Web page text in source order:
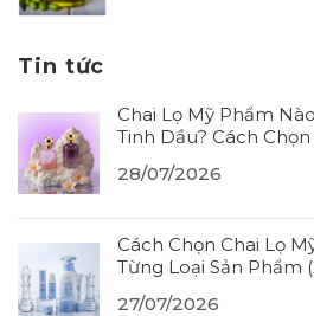
Tin tức
Chai Lọ Mỹ Phẩm
Tinh Dầu? Cách
28/07/2026
Cách Chọn Chai Lọ
Từng Loại Sản Phẩm
27/07/2026